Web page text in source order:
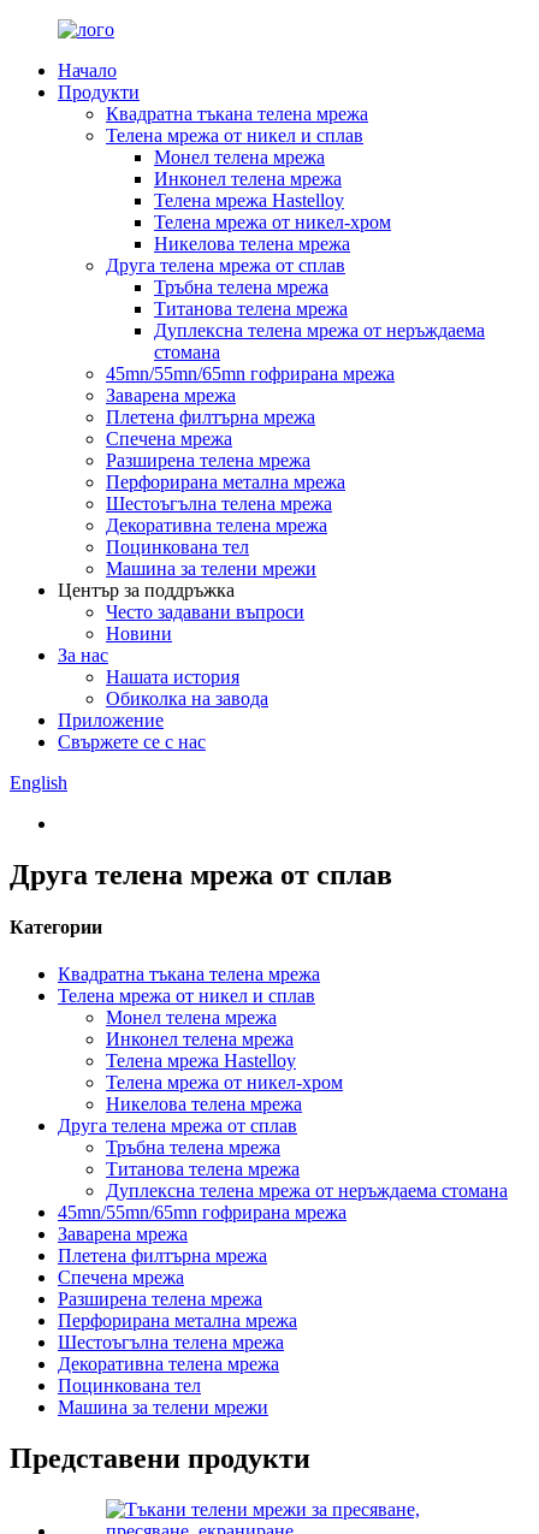
Начало
Продукти
Квадратна тъкана телена мрежа
Телена мрежа от никел и сплав
Монел телена мрежа
Инконел телена мрежа
Телена мрежа Hastelloy
Телена мрежа от никел-хром
Никелова телена мрежа
Друга телена мрежа от сплав
Тръбна телена мрежа
Титанова телена мрежа
Дуплексна телена мрежа от неръждаема
стомана
45mn/55mn/65mn гофрирана мрежа
Заварена мрежа
Плетена филтърна мрежа
Спечена мрежа
Разширена телена мрежа
Перфорирана метална мрежа
Шестоъгълна телена мрежа
Декоративна телена мрежа
Поцинкована тел
Машина за телени мрежи
Център за поддръжка
Често задавани въпроси
Новини
За нас
Нашата история
Обиколка на завода
Приложение
Свържете се с нас
English
Друга телена мрежа от сплав
Категории
Квадратна тъкана телена мрежа
Телена мрежа от никел и сплав
Монел телена мрежа
Инконел телена мрежа
Телена мрежа Hastelloy
Телена мрежа от никел-хром
Никелова телена мрежа
Друга телена мрежа от сплав
Тръбна телена мрежа
Титанова телена мрежа
Дуплексна телена мрежа от неръждаема стомана
45mn/55mn/65mn гофрирана мрежа
Заварена мрежа
Плетена филтърна мрежа
Спечена мрежа
Разширена телена мрежа
Перфорирана метална мрежа
Шестоъгълна телена мрежа
Декоративна телена мрежа
Поцинкована тел
Машина за телени мрежи
Представени продукти